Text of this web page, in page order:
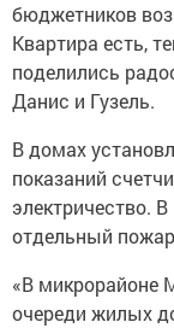
бюджетников
Квартира есть,
поделились
Данис и Гузель.
В домах
показаний
электричество.
отдельный
«В микрорайоне
очереди жилых